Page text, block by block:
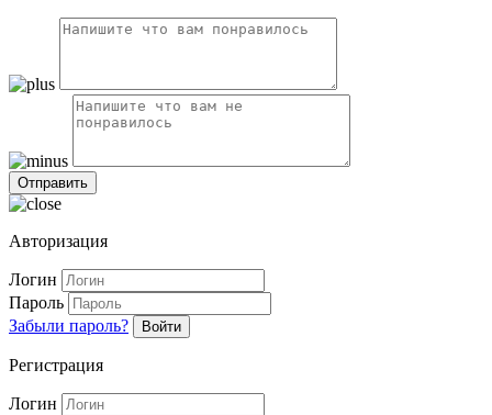
Авторизация
Логин
Пароль
Забыли пароль?
Войти
Регистрация
Логин